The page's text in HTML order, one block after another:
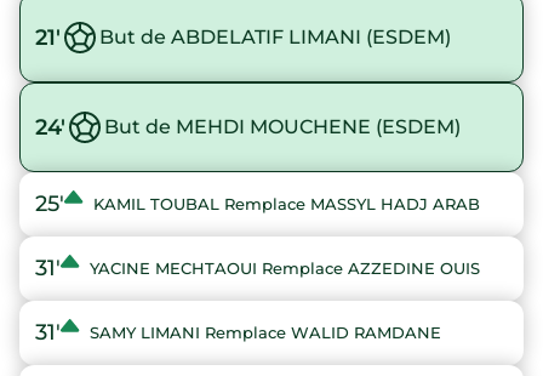
21' But de ABDELATIF LIMANI (ESDEM)
24' But de MEHDI MOUCHENE (ESDEM)
25' KAMIL TOUBAL Remplace MASSYL HADJ ARAB
31' YACINE MECHTAOUI Remplace AZZEDINE OUIS
31' SAMY LIMANI Remplace WALID RAMDANE